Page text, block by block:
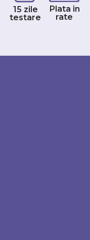
15 zile
testare
Plata in
rate